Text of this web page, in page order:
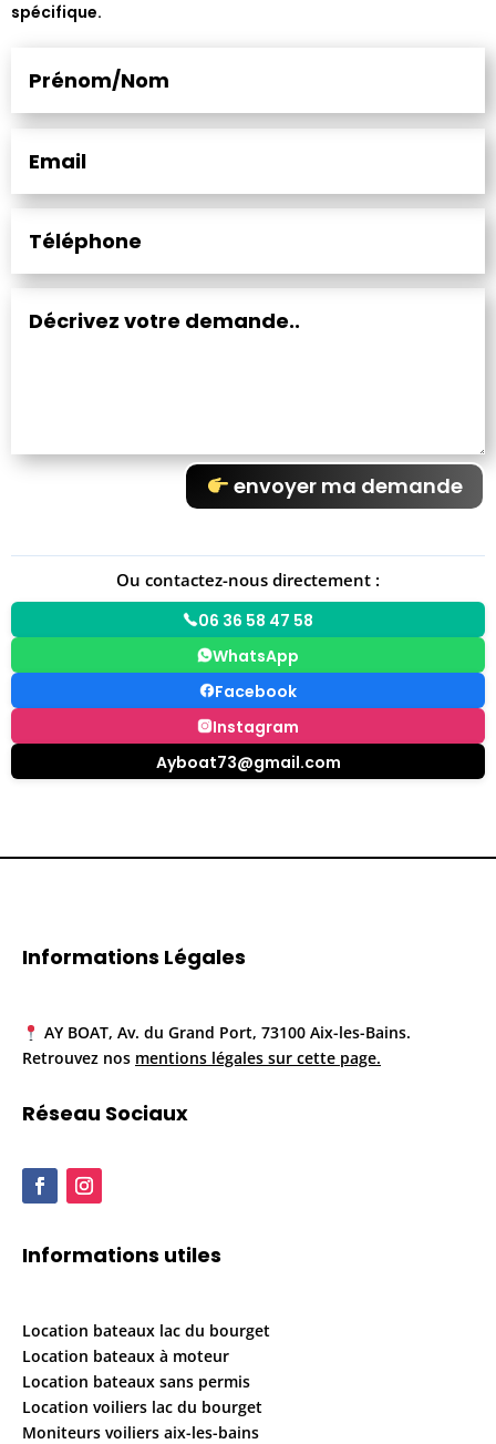
spécifique.
envoyer ma demande
Ou contactez-nous directement :
06 36 58 47 58
WhatsApp
Facebook
Instagram
Ayboat73@gmail.com
Informations Légales
AY BOAT, Av. du Grand Port, 73100 Aix-les-Bains.
Retrouvez nos mentions légales sur cette page.
Réseau Sociaux
Informations utiles
Location bateaux lac du bourget
Location bateaux à moteur
Location bateaux sans permis
Location voiliers lac du bourget
Moniteurs voiliers aix-les-bains